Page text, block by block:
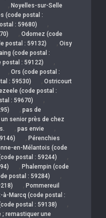
, Noyelles-sur-Selle
(code postal :
: 59680) ,
, Odomez (code
postal : 59132) , Oisy
(code postal :
postal : 59122) ,
, Ors (code postal :
: 59530) , Ostricourt
(code postal :
: 59670) ,
, pas de
senior près de chez
, pas envie ,
, Pérenchies
en-Mélantois (code
postal : 59244) ,
, Phalempin (code
postal : 59284) ,
, Pommereuil
à-Marcq (code postal :
postal : 59138) ,
; remastiquer une